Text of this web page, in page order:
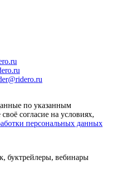
по указанным
согласие на условиях,
персональных данных
буктрейлеры, вебинары